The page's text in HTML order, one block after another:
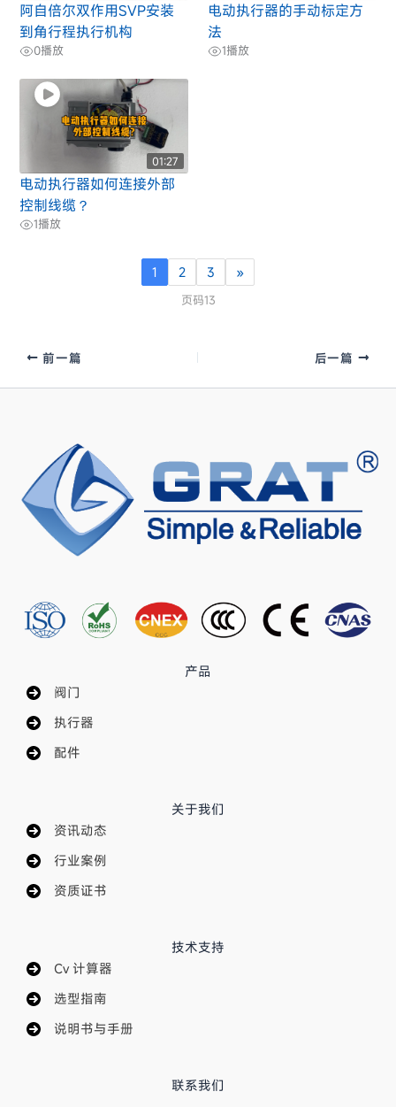
阿自倍尔双作用SVP安装
到角行程执行机构
0播放
电动执行器的手动标定方
法
1播放
01:27
电动执行器如何连接外部
控制线缆？
1播放
1 2 3 »
页码13
前一篇 后一篇
产品
阀门
执行器
配件
关于我们
资讯动态
行业案例
资质证书
技术支持
Cv 计算器
选型指南
说明书与手册
联系我们